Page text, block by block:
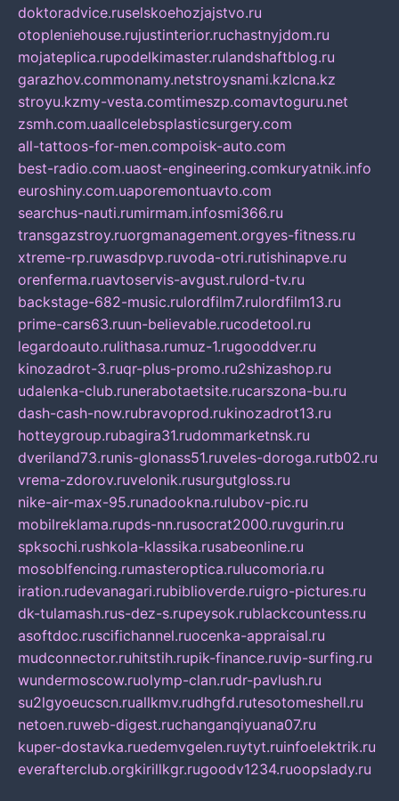
doktoradvice.ruselskoehozjajstvo.ru
otopleniehouse.rujustinterior.ruchastnyjdom.ru
mojateplica.rupodelkimaster.rulandshaftblog.ru
garazhov.commonamy.netstroysnami.kzlcna.kz
stroyu.kzmy-vesta.comtimeszp.comavtoguru.net
zsmh.com.uaallcelebsplasticsurgery.com
all-tattoos-for-men.compoisk-auto.com
best-radio.com.uaost-engineering.comkuryatnik.info
euroshiny.com.uaporemontuavto.com
searchus-nauti.rumirmam.infosmi366.ru
transgazstroy.ruorgmanagement.orgyes-fitness.ru
xtreme-rp.ruwasdpvp.ruvoda-otri.rutishinapve.ru
orenferma.ruavtoservis-avgust.rulord-tv.ru
backstage-682-music.rulordfilm7.rulordfilm13.ru
prime-cars63.ruun-believable.rucodetool.ru
legardoauto.rulithasa.rumuz-1.rugooddver.ru
kinozadrot-3.ruqr-plus-promo.ru2shizashop.ru
udalenka-club.runerabotaetsite.rucarszona-bu.ru
dash-cash-now.rubravoprod.rukinozadrot13.ru
hotteygroup.rubagira31.rudommarketnsk.ru
dveriland73.runis-glonass51.ruveles-doroga.rutb02.ru
vrema-zdorov.ruvelonik.rusurgutgloss.ru
nike-air-max-95.runadookna.rulubov-pic.ru
mobilreklama.rupds-nn.rusocrat2000.ruvgurin.ru
spksochi.rushkola-klassika.rusabeonline.ru
mosoblfencing.rumasteroptica.rulucomoria.ru
iration.rudevanagari.rubiblioverde.ruigro-pictures.ru
dk-tulamash.rus-dez-s.rupeysok.rublackcountess.ru
asoftdoc.ruscifichannel.ruocenka-appraisal.ru
mudconnector.ruhitstih.rupik-finance.ruvip-surfing.ru
wundermoscow.ruolymp-clan.rudr-pavlush.ru
su2lgyoeucscn.ruallkmv.rudhgfd.rutesotomeshell.ru
netoen.ruweb-digest.ruchanganqiyuana07.ru
kuper-dostavka.ruedemvgelen.ruytyt.ruinfoelektrik.ru
everafterclub.orgkirillkgr.rugoodv1234.ruoopslady.ru